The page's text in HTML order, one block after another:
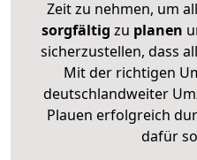
Zeit zu nehmen, um
sorgfältig zu planen
sicherzustellen, dass
Mit der richtigen
deutschlandweiter
Plauen erfolgreich
dafür